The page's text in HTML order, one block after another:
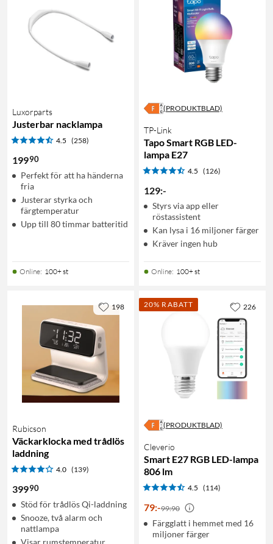
Luxorparts
Justerbar nacklampa
4.5 (258)
19990
Perfekt för att ha händerna
fria
Justerar styrka och
färgtemperatur
Upp till 80 timmar batteritid
Online: 100+ st
(PRODUKTBLAD)
TP-Link
Tapo Smart RGB LED-
lampa E27
4.5 (126)
129:-
Styrs via app eller
röstassistent
Kan lysa i 16 miljoner färger
Kräver ingen hub
Online: 100+ st
Rubicson
Väckarklocka med trådlös
laddning
4.0 (139)
39990
Stöd för trådlös Qi-laddning
Snooze, två alarm och
nattlampa
Visar rumstemperatur
198 20% RABATT
(PRODUKTBLAD)
Cleverio
Smart E27 RGB LED-lampa
806 lm
4.5 (114)
79:-99:90
Färgglatt i hemmet med 16
miljoner färger
226